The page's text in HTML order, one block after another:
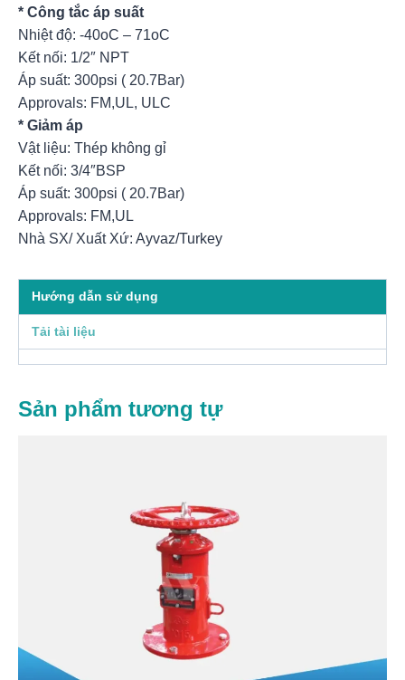
* Công tắc áp suất
Nhiệt độ: -40oC – 71oC
Kết nối: 1/2″ NPT
Áp suất: 300psi ( 20.7Bar)
Approvals: FM,UL, ULC
* Giảm áp
Vật liệu: Thép không gỉ
Kết nối: 3/4″BSP
Áp suất: 300psi ( 20.7Bar)
Approvals: FM,UL
Nhà SX/ Xuất Xứ: Ayvaz/Turkey
Hướng dẫn sử dụng
Tải tài liệu
Sản phẩm tương tự